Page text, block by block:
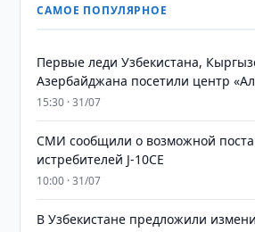
САМОЕ ПОПУЛЯРНОЕ
Первые леди Узбекистана,
Азербайджана посетили центр
15:30 · 31/07
СМИ сообщили о возможной
истребителей J-10CE
10:00 · 31/07
В Узбекистане предложили